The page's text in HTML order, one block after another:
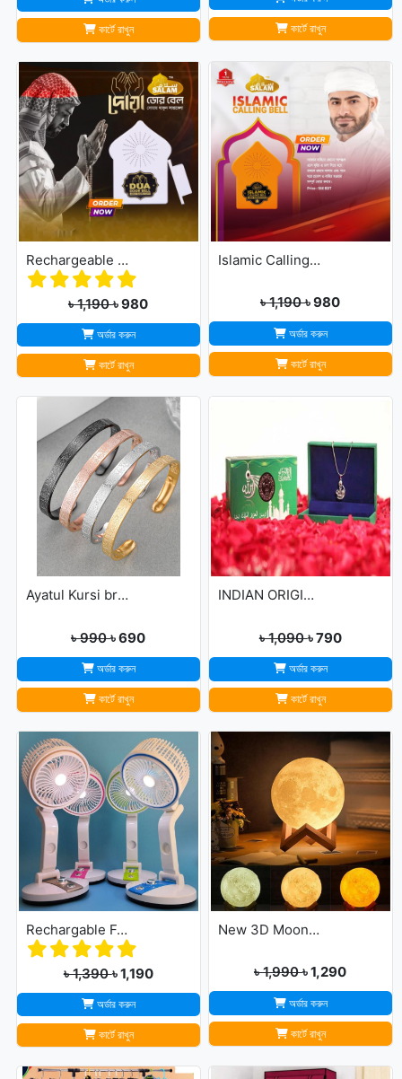
কার্টে রাখুন কার্টে রাখুন
Rechargeable Dua Door Bell
৳ 1,190৳ 980
অর্ডার করুন
কার্টে রাখুন
Islamic Calling Bell
৳ 1,190৳ 980
অর্ডার করুন
কার্টে রাখুন
Ayatul Kursi bracelet
৳ 990৳ 690
অর্ডার করুন
কার্টে রাখুন
INDIAN ORIGINAL ALLAH BARKAT LOCKET - GOLDEN/SILVER
৳ 1,090৳ 790
অর্ডার করুন
কার্টে রাখুন
Rechargable Folding Table Fan With LED Light
৳ 1,390৳ 1,190
অর্ডার করুন
কার্টে রাখুন
New 3D Moon Lamp 16 Colors Remote & Touching system
৳ 1,990৳ 1,290
অর্ডার করুন
কার্টে রাখুন